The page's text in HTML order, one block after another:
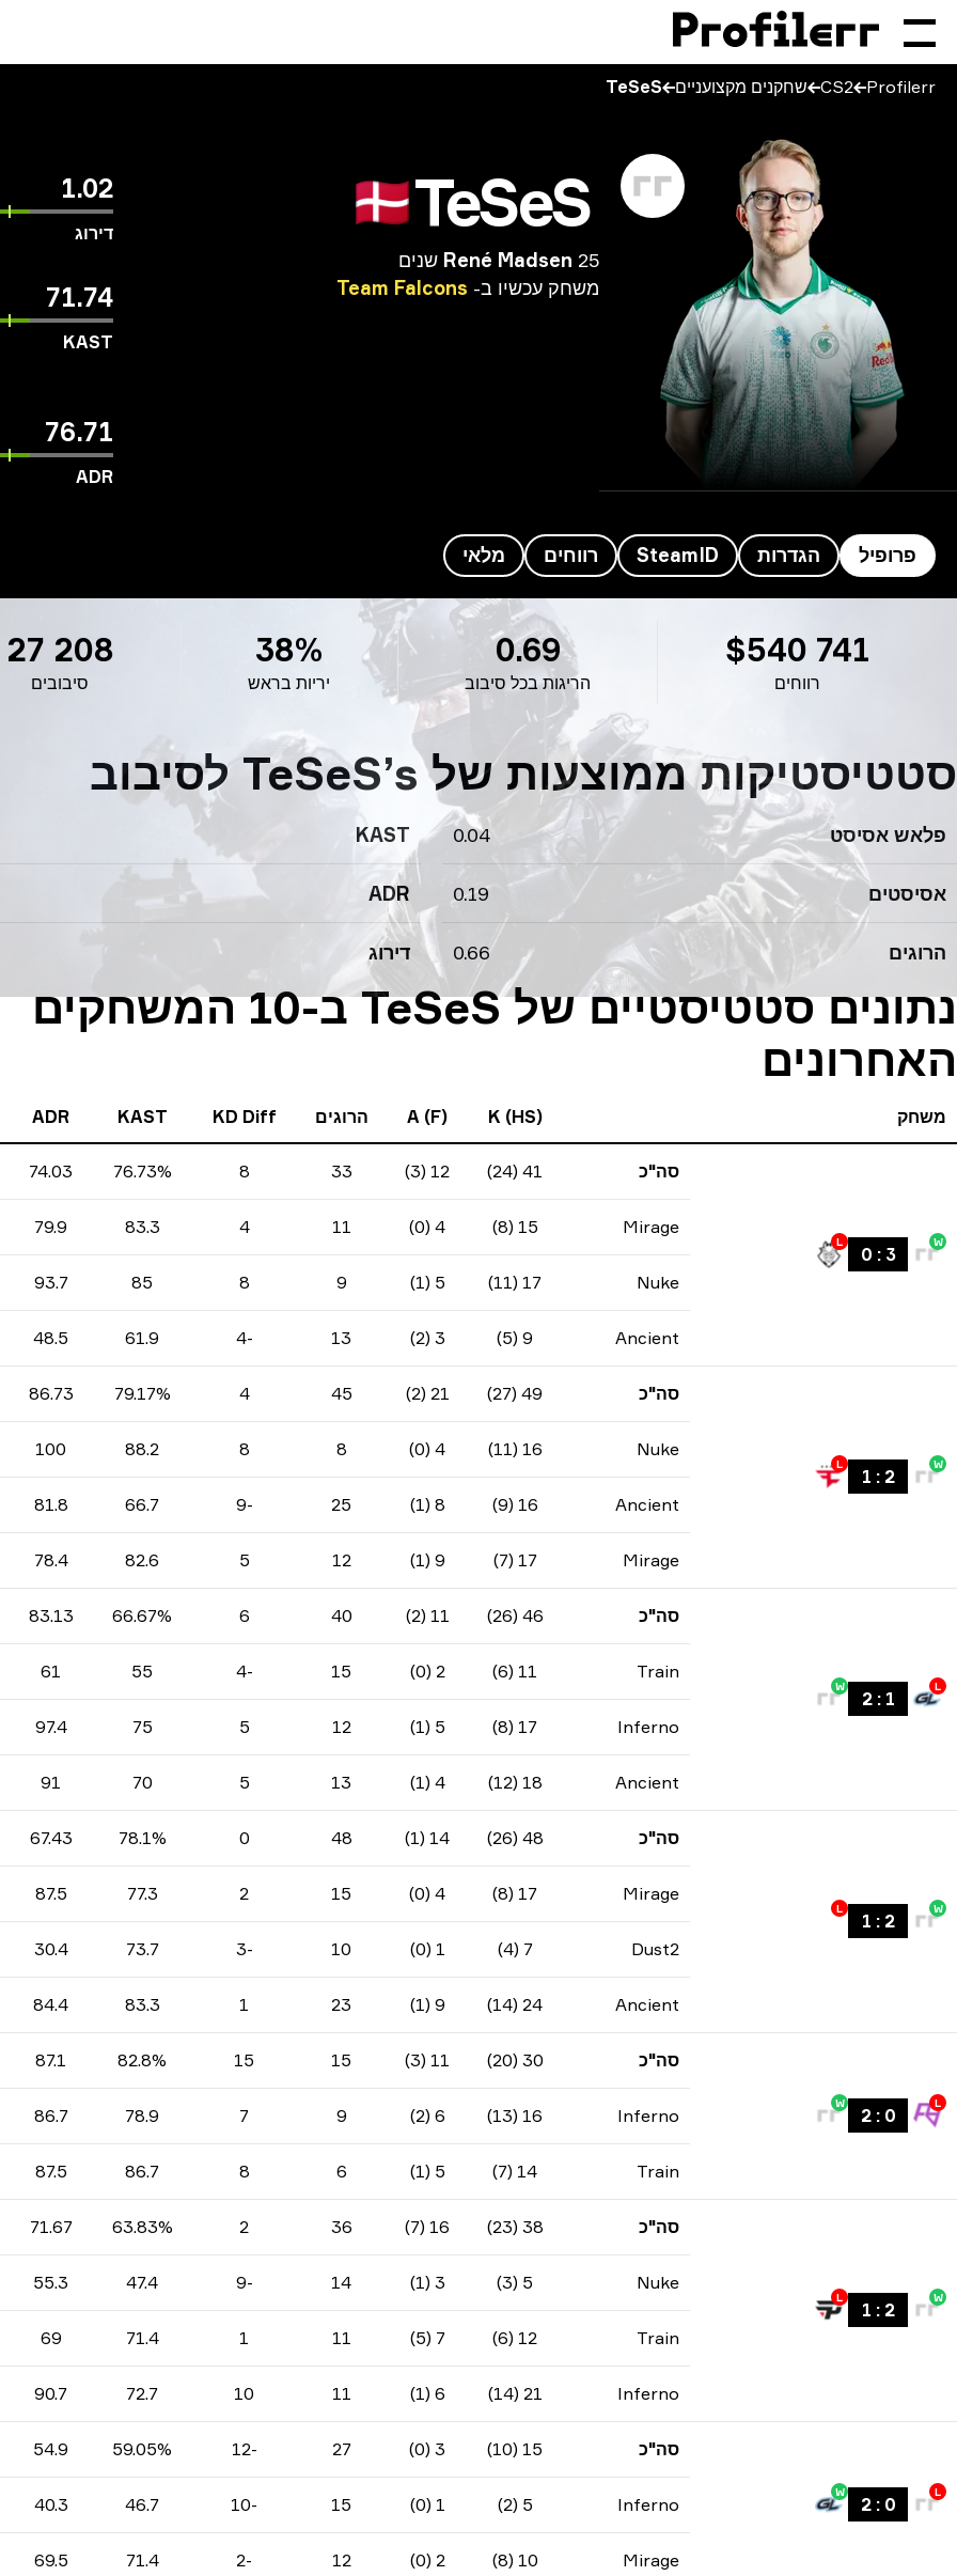
Profilerr
CS2 שחקנים מקצועניים TeSeS
TeSeS
🇩🇰
René Madsen 25 שנים
משחק עכשיו ב- Team Falcons
1.02
דירוג
71.74
KAST
76.71
ADR
פרופיל הגדרות SteamID רווחים מלאי
רווחים
$540 741
הריגות בכל סיבוב
0.69
יריות בראש
38%
סיבובים
27 208
סטטיסטיקות ממוצעות של TeSeS’s לסיבוב
פלאש אסיסט 0.04
KAST
אסיסטים 0.19
ADR
הרוגים 0.66 דירוג
נתונים סטטיסטיים של TeSeS ב-10 המשחקים
האחרונים
משחק K (HS)
A (F) הרוגים KD Diff
KAST
ADR
W
3
:
0
L
סה"כ 41 (24)
12 (3)
33
8
76.73%
74.03
Mirage
15 (8)
4 (0)
11
4
83.3
79.9
Nuke
17 (11)
5 (1)
9
8
85
93.7
Ancient
9 (5)
3 (2)
13
-4
61.9
48.5
W
2
:
1
L
סה"כ 49 (27)
21 (2)
45
4
79.17%
86.73
Nuke
16 (11)
4 (0)
8
8
88.2
100
Ancient
16 (9)
8 (1)
25
-9
66.7
81.8
Mirage
17 (7)
9 (1)
12
5
82.6
78.4
L
1
:
2
W
סה"כ 46 (26)
11 (2)
40
6
66.67%
83.13
Train
11 (6)
2 (0)
15
-4
55
61
Inferno
17 (8)
5 (1)
12
5
75
97.4
Ancient
18 (12)
4 (1)
13
5
70
91
W
2
:
1
L
סה"כ 48 (26)
14 (1)
48
0
78.1%
67.43
Mirage
17 (8)
4 (0)
15
2
77.3
87.5
Dust2
7 (4)
1 (0)
10
-3
73.7
30.4
Ancient
24 (14)
9 (1)
23
1
83.3
84.4
L
0
:
2
W
סה"כ 30 (20)
11 (3)
15
15
82.8%
87.1
Inferno
16 (13)
6 (2)
9
7
78.9
86.7
Train
14 (7)
5 (1)
6
8
86.7
87.5
W
2
:
1
L
סה"כ 38 (23)
16 (7)
36
2
63.83%
71.67
Nuke
5 (3)
3 (1)
14
-9
47.4
55.3
Train
12 (6)
7 (5)
11
1
71.4
69
Inferno
21 (14)
6 (1)
11
10
72.7
90.7
L
0
:
2
W
סה"כ 15 (10)
3 (0)
27
-12
59.05%
54.9
Inferno
5 (2)
1 (0)
15
-10
46.7
40.3
Mirage
10 (8)
2 (0)
12
-2
71.4
69.5